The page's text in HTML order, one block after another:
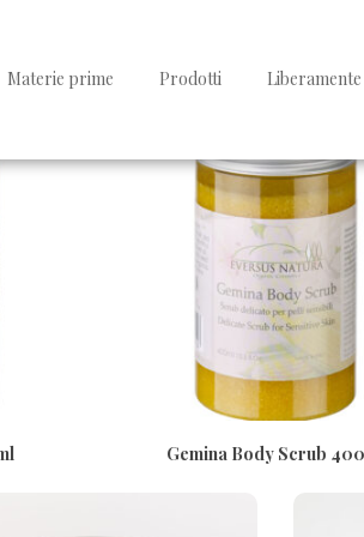
Materie prime Prodotti
Gemina Body Scrub